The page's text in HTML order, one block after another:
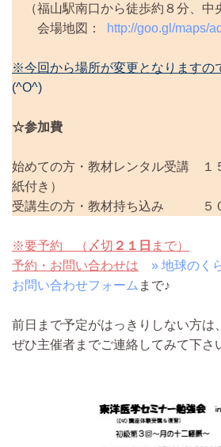
（福山駅南口から徒歩約８分、中
会場地図：
http://goo.gl/maps/
※今回から場所が変更となりますの
(^O^)
☆参加費
始めての方・教材レンタル受講
紙付き）
受講生の方・教材持ち込み ５
※要予約 （〆切 ２１日 まで）
予約・お問い合わせは
» 地球の
お問い合わせフォーム まで♪
前日まで予定がはっきりしない方は
ぜひ主催者までご連絡してみて下さ